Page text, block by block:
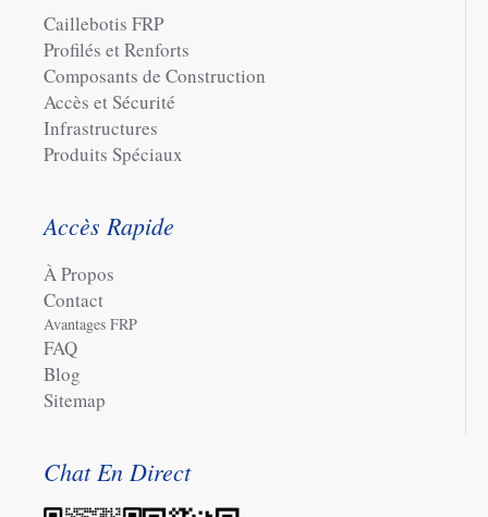
Caillebotis FRP
Profilés et Renforts
Composants de Construction
Accès et Sécurité
Infrastructures
Produits Spéciaux
Accès Rapide
À Propos
Contact
Avantages FRP
FAQ
Blog
Sitemap
Chat En Direct